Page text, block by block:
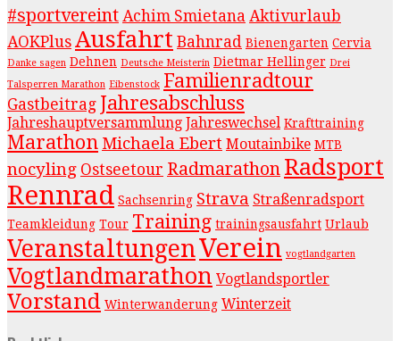
#sportvereint Achim Smietana Aktivurlaub
AOKPlus Ausfahrt Bahnrad Bienengarten Cervia
Danke sagen Dehnen Deutsche Meisterin Dietmar Hellinger Drei
Talsperren Marathon Eibenstock Familienradtour
Gastbeitrag Jahresabschluss
Jahreshauptversammlung Jahreswechsel Krafttraining
Marathon Michaela Ebert Moutainbike MTB
nocyling Ostseetour Radmarathon Radsport
Rennrad Sachsenring Strava Straßenradsport
Teamkleidung Tour Training trainingsausfahrt Urlaub
VeranstaltungenVerein vogtlandgarten
Vogtlandmarathon Vogtlandsportler
Vorstand Winterwanderung Winterzeit